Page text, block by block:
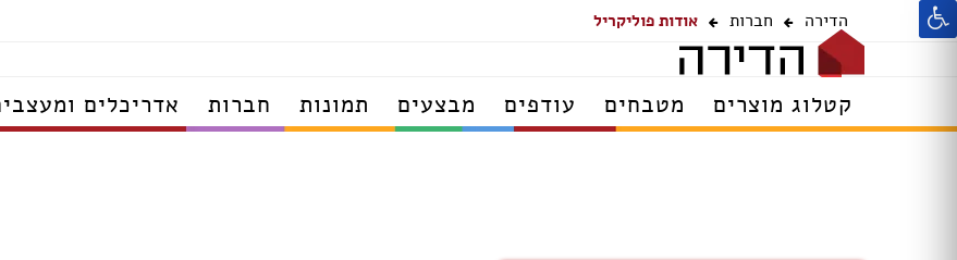
הדירה חברות אודות פוליקריל
קטלוג מוצרים מטבחים עודפים מבצעים תמונות חברות אדריכלים